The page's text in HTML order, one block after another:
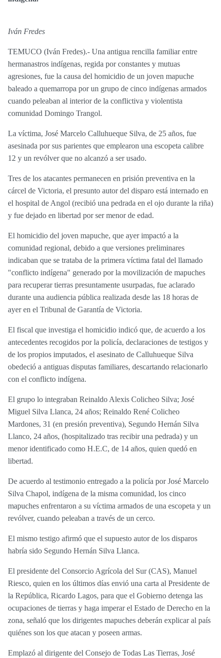
Iván Fredes
TEMUCO (Iván Fredes).- Una antigua rencilla familiar entre
hermanastros indígenas, regida por constantes y mutuas
agresiones, fue la causa del homicidio de un joven mapuche
baleado a quemarropa por un grupo de cinco indígenas armados
cuando peleaban al interior de la conflictiva y violentista
comunidad Domingo Trangol.
La víctima, José Marcelo Calluhueque Silva, de 25 años, fue
asesinada por sus parientes que emplearon una escopeta calibre
12 y un revólver que no alcanzó a ser usado.
Tres de los atacantes permanecen en prisión preventiva en la
cárcel de Victoria, el presunto autor del disparo está internado en
el hospital de Angol (recibió una pedrada en el ojo durante la riña)
y fue dejado en libertad por ser menor de edad.
El homicidio del joven mapuche, que ayer impactó a la
comunidad regional, debido a que versiones preliminares
indicaban que se trataba de la primera víctima fatal del llamado
"conflicto indígena" generado por la movilización de mapuches
para recuperar tierras presuntamente usurpadas, fue aclarado
durante una audiencia pública realizada desde las 18 horas de
ayer en el Tribunal de Garantía de Victoria.
El fiscal que investiga el homicidio indicó que, de acuerdo a los
antecedentes recogidos por la policía, declaraciones de testigos y
de los propios imputados, el asesinato de Calluhueque Silva
obedeció a antiguas disputas familiares, descartando relacionarlo
con el conflicto indígena.
El grupo lo integraban Reinaldo Alexis Colicheo Silva; José
Miguel Silva Llanca, 24 años; Reinaldo René Colicheo
Mardones, 31 (en presión preventiva), Segundo Hernán Silva
Llanco, 24 años, (hospitalizado tras recibir una pedrada) y un
menor identificado como H.E.C, de 14 años, quien quedó en
libertad.
De acuerdo al testimonio entregado a la policía por José Marcelo
Silva Chapol, indígena de la misma comunidad, los cinco
mapuches enfrentaron a su víctima armados de una escopeta y un
revólver, cuando peleaban a través de un cerco.
El mismo testigo afirmó que el supuesto autor de los disparos
habría sido Segundo Hernán Silva Llanca.
El presidente del Consorcio Agrícola del Sur (CAS), Manuel
Riesco, quien en los últimos días envió una carta al Presidente de
la República, Ricardo Lagos, para que el Gobierno detenga las
ocupaciones de tierras y haga imperar el Estado de Derecho en la
zona, señaló que los dirigentes mapuches deberán explicar al país
quiénes son los que atacan y poseen armas.
Emplazó al dirigente del Consejo de Todas Las Tierras, José